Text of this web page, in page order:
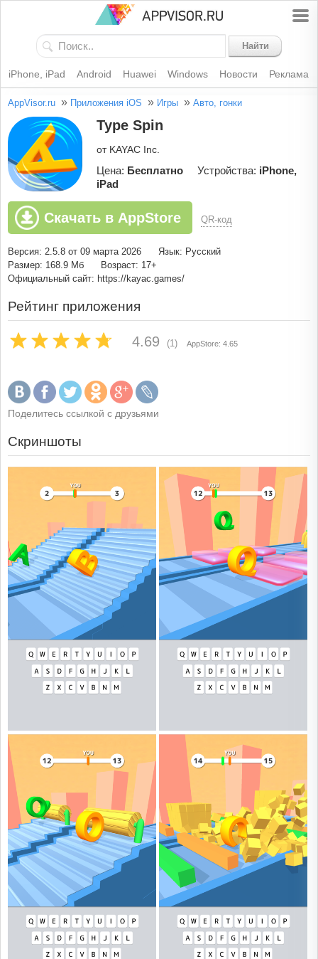
Найти
iPhone, iPad Android Huawei Windows Новости Реклама
AppVisor.ru » Приложения iOS » Игры » Авто, гонки
Type Spin
от KAYAC Inc.
Цена: Бесплатно Устройства: iPhone,
iPad
Скачать в AppStore QR-код
Версия: 2.5.8 от 09 марта 2026
Язык: Русский
Размер: 168.9 Мб
Возраст: 17+
Официальный сайт: https://kayac.games/
Рейтинг приложения
4.69 (1) AppStore: 4.65
Поделитесь ссылкой с друзьями
Скриншоты